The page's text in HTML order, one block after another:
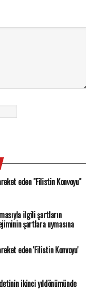
eden "Filistin Konvoyu"
ilgili şartların
şartlara uymasına
eden 'Filistin Konvoyu'
ikinci yıldönümünde